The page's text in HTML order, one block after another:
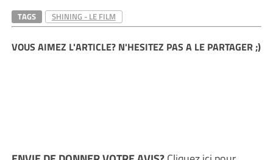
TAGS SHINING - LE FILM
VOUS AIMEZ L'ARTICLE? N'HESITEZ PAS A LE PARTAGER ;)